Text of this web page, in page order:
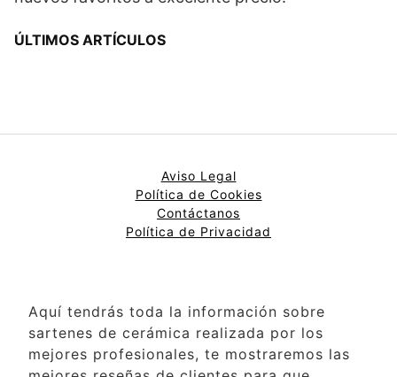
ÚLTIMOS ARTÍCULOS
Aviso Legal
Política de Cookies
Contáctanos
Política de Privacidad
Aquí tendrás toda la información sobre
sartenes de cerámica realizada por los
mejores profesionales, te mostraremos las